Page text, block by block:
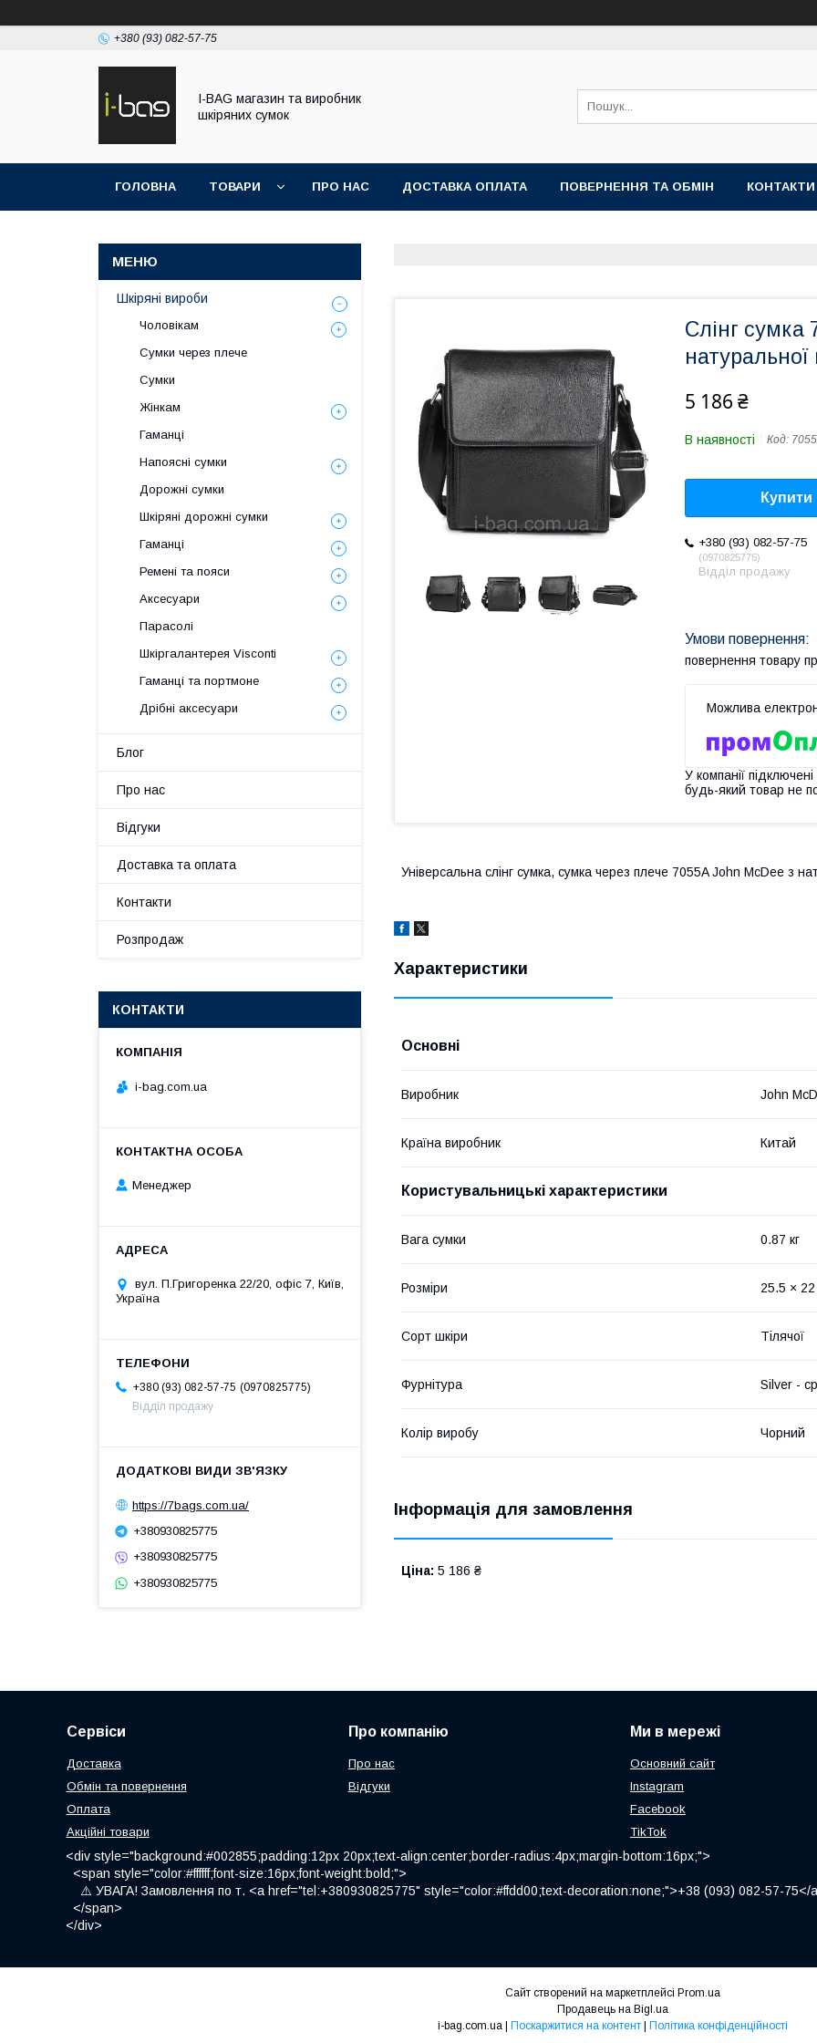
+380 (93) 082-57-75
I-BAG магазин та виробник
шкіряних сумок
ГОЛОВНА ТОВАРИ ПРО НАС ДОСТАВКА ОПЛАТА ПОВЕРНЕННЯ ТА ОБМІН КОНТАКТИ
Слінг сумка
натуральної
5 186 ₴
В наявності Код:
Купити
+380 (93) 082-57-75
0970825775
Відділ продажу
повернення товару
У компанії
будь-який товар не
Універсальна слінг сумка, сумка через плече 7055A John McDee з
Характеристики
Основні
Виробник John
Країна виробник Китай
Користувальницькі характеристики
Вага сумки 0.87 кг
Розміри 25.5 ×
Сорт шкіри Тілячої
Фурнітура Silver -
Колір виробу Чорний
Інформація для замовлення
Ціна: 5 186 ₴
Шкіряні вироби
Чоловікам
Сумки через плече
Сумки
Жінкам
Гаманці
Напоясні сумки
Дорожні сумки
Шкіряні дорожні сумки
Гаманці
Ремені та пояси
Аксесуари
Парасолі
Шкіргалантерея Visconti
Гаманці та портмоне
Дрібні аксесуари
Блог
Про нас
Відгуки
Доставка та оплата
Контакти
Розпродаж
КОНТАКТИ
i-bag.com.ua
Менеджер
вул. П.Григоренка 22/20, офіс 7, Київ,
Україна
+380 (93) 082-57-75
0970825775
Відділ продажу
https://7bags.com.ua/
+380930825775
+380930825775
+380930825775
Сервіси
Доставка
Обмін та повернення
Оплата
Акційні товари
Про компанію
Про нас
Відгуки
Ми в мережі
Основний сайт
Instagram
Facebook
TikTok
<div style="background:#002855;padding:12px 20px;text-align:center;border-radius:4px;margin-bottom:16px;">
<span style="color:#ffffff;font-size:16px;font-weight:bold;">
⚠️ УВАГА! Замовлення по т. <a href="tel:+380930825775" style="color:#ffdd00;text-decoration:none;">+38 (093) 082-57-
</span>
</div>
Сайт створений на маркетплейсі Prom.ua
Продавець на Bigl.ua
Поскаржитися на контент Політика конфіденційності